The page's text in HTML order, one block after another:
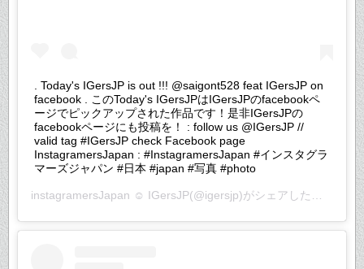
. Today's IGersJP is out !!! @saigont528 feat IGersJP on
facebook . このToday's IGersJPはIGersJPのfacebookペ
ージでピックアップされた作品です！是非IGersJPの
facebookページにも投稿を！ : follow us @IGersJP //
valid tag #IGersJP check Facebook page
InstagramersJapan : #InstagramersJapan #インスタグラ
マーズジャパン #日本 #japan #写真 #photo
instagramersJapan ☺︎ IGersJP(@igersjp)がシェアした投稿 –